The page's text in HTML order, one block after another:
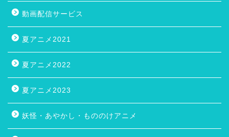
動画配信サービス
夏アニメ2021
夏アニメ2022
夏アニメ2023
妖怪・あやかし・もののけアニメ